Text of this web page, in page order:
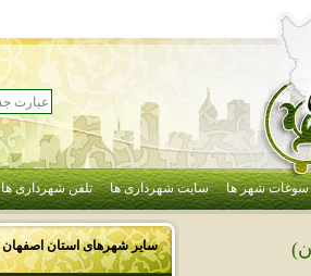
سوغات شهر ها سایت شهرداری ها تلفن شهرداری ها
سایر شهرهای استاناصفهان